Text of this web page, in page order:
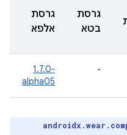
גרסת
בטא
גרסת
אלפא
‎1.7.0-
alpha05